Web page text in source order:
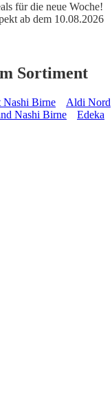
für die neue Woche!
ab dem 10.08.2026
Sortiment
Nashi Birne
Aldi Nord
Nashi Birne
Edeka